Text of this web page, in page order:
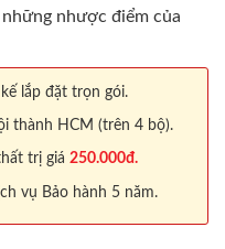
nhược điểm của
lắp đặt trọn gói.
thành HCM (trên 4 bộ).
trị giá 250.000đ.
vụ Bảo hành 5 năm.